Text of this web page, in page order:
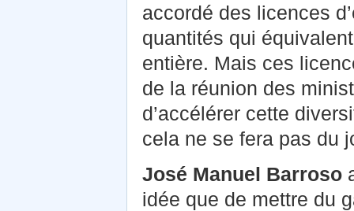
accordé des licences
quantités qui
entière. Mais ces
de la réunion des
d’accélérer cette
cela ne se fera pas du
José Manuel Barroso
idée que de mettre du